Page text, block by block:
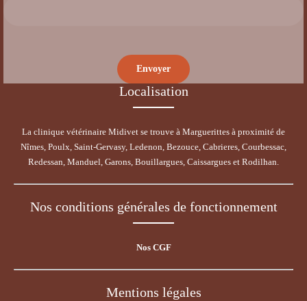
Localisation
La clinique vétérinaire Midivet se trouve à Marguerittes à proximité de
Nîmes, Poulx, Saint-Gervasy, Ledenon, Bezouce, Cabrieres, Courbessac,
Redessan, Manduel, Garons, Bouillargues, Caissargues et Rodilhan.
Nos conditions générales de fonctionnement
Nos CGF
Mentions légales